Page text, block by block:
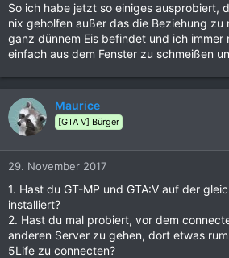
So ich habe jetzt so einiges ausprobiert,
nix geholfen außer das die Beziehung zu
ganz dünnem Eis befindet und ich immer
einfach aus dem Fenster zu schmeißen
Maurice
[GTA V] Bürger
29. November 2017
1. Hast du GT-MP und GTA:V auf der
installiert?
2. Hast du mal probiert, vor dem
anderen Server zu gehen, dort etwas
5Life zu connecten?